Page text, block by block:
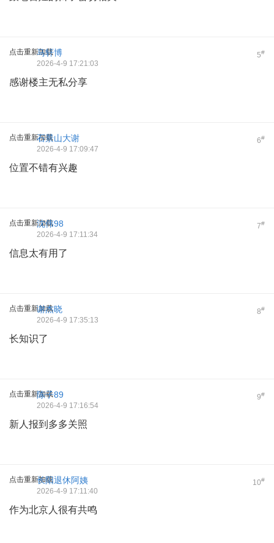
点击重新加载 5#
马轩博
2026-4-9 17:21:03
感谢楼主无私分享
点击重新加载 6#
石景山大谢
2026-4-9 17:09:47
位置不错有兴趣
点击重新加载 7#
沈伟98
2026-4-9 17:11:34
信息太有用了
点击重新加载 8#
谢杰晓
2026-4-9 17:35:13
长知识了
点击重新加载 9#
陈子89
2026-4-9 17:16:54
新人报到多多关照
点击重新加载 10#
长阳退休阿姨
2026-4-9 17:11:40
作为北京人很有共鸣